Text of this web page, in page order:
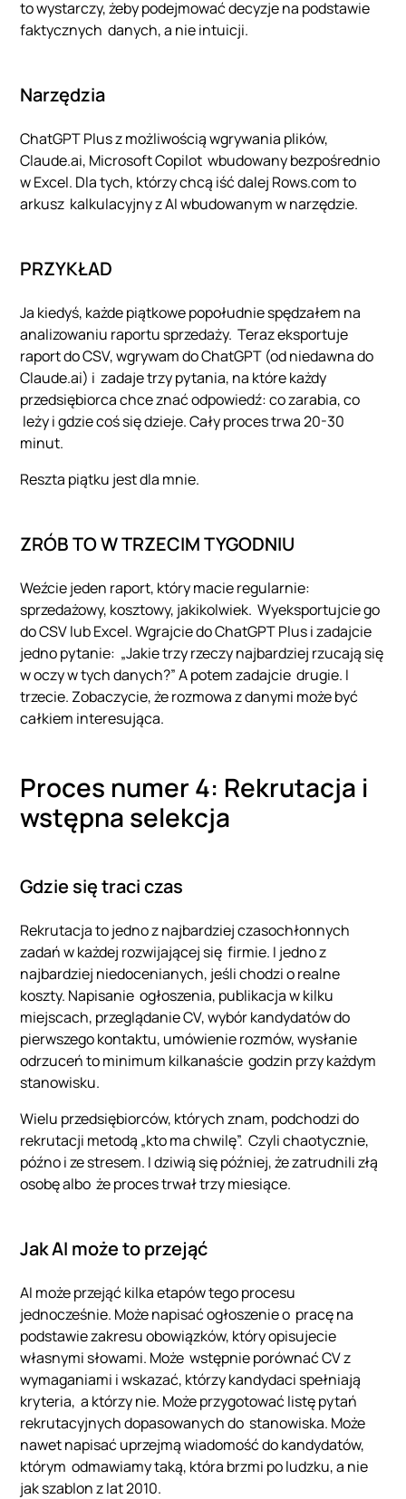
to wystarczy, żeby podejmować decyzje na podstawie
faktycznych danych, a nie intuicji.
Narzędzia
ChatGPT Plus z możliwością wgrywania plików,
Claude.ai, Microsoft Copilot wbudowany bezpośrednio
w Excel. Dla tych, którzy chcą iść dalej Rows.com to
arkusz kalkulacyjny z AI wbudowanym w narzędzie.
PRZYKŁAD
Ja kiedyś, każde piątkowe popołudnie spędzałem na
analizowaniu raportu sprzedaży. Teraz eksportuje
raport do CSV, wgrywam do ChatGPT (od niedawna do
Claude.ai) i zadaje trzy pytania, na które każdy
przedsiębiorca chce znać odpowiedź: co zarabia, co
leży i gdzie coś się dzieje. Cały proces trwa 20-30
minut.
Reszta piątku jest dla mnie.
ZRÓB TO W TRZECIM TYGODNIU
Weźcie jeden raport, który macie regularnie:
sprzedażowy, kosztowy, jakikolwiek. Wyeksportujcie go
do CSV lub Excel. Wgrajcie do ChatGPT Plus i zadajcie
jedno pytanie: „Jakie trzy rzeczy najbardziej rzucają się
w oczy w tych danych?” A potem zadajcie drugie. I
trzecie. Zobaczycie, że rozmowa z danymi może być
całkiem interesująca.
Proces numer 4: Rekrutacja i
wstępna selekcja
Gdzie się traci czas
Rekrutacja to jedno z najbardziej czasochłonnych
zadań w każdej rozwijającej się firmie. I jedno z
najbardziej niedocenianych, jeśli chodzi o realne
koszty. Napisanie ogłoszenia, publikacja w kilku
miejscach, przeglądanie CV, wybór kandydatów do
pierwszego kontaktu, umówienie rozmów, wysłanie
odrzuceń to minimum kilkanaście godzin przy każdym
stanowisku.
Wielu przedsiębiorców, których znam, podchodzi do
rekrutacji metodą „kto ma chwilę”. Czyli chaotycznie,
późno i ze stresem. I dziwią się później, że zatrudnili złą
osobę albo że proces trwał trzy miesiące.
Jak AI może to przejąć
AI może przejąć kilka etapów tego procesu
jednocześnie. Może napisać ogłoszenie o pracę na
podstawie zakresu obowiązków, który opisujecie
własnymi słowami. Może wstępnie porównać CV z
wymaganiami i wskazać, którzy kandydaci spełniają
kryteria, a którzy nie. Może przygotować listę pytań
rekrutacyjnych dopasowanych do stanowiska. Może
nawet napisać uprzejmą wiadomość do kandydatów,
którym odmawiamy taką, która brzmi po ludzku, a nie
jak szablon z lat 2010.